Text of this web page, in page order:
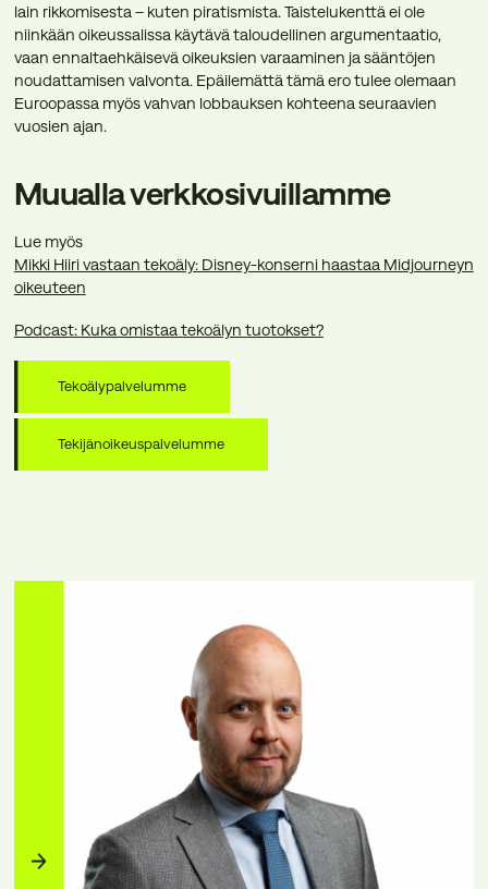
lain rikkomisesta – kuten piratismista. Taistelukenttä ei ole
niinkään oikeussalissa käytävä taloudellinen argumentaatio,
vaan ennaltaehkäisevä oikeuksien varaaminen ja sääntöjen
noudattamisen valvonta. Epäilemättä tämä ero tulee olemaan
Euroopassa myös vahvan lobbauksen kohteena seuraavien
vuosien ajan.
Muualla verkkosivuillamme
Lue myös
Mikki Hiiri vastaan tekoäly: Disney-konserni haastaa Midjourneyn
oikeuteen
Podcast: Kuka omistaa tekoälyn tuotokset?
Tekoälypalvelumme
Tekijänoikeuspalvelumme